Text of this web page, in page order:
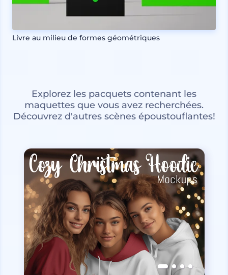
Livre au milieu de formes géométriques
Explorez les pacquets contenant les
maquettes que vous avez recherchées.
Découvrez d'autres scènes époustouflantes!